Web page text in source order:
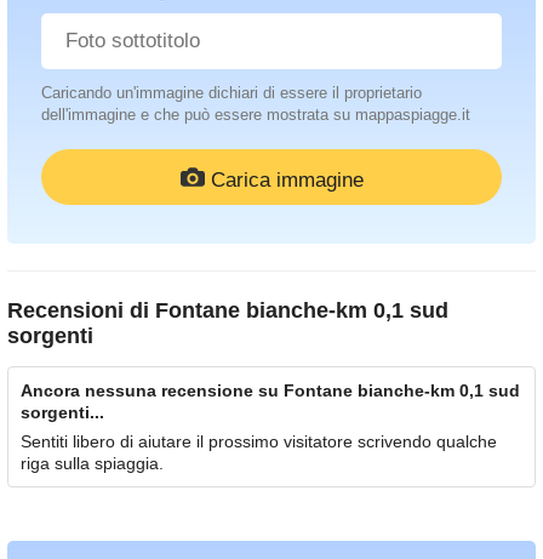
Caricando un'immagine dichiari di essere il proprietario
dell'immagine e che può essere mostrata su mappaspiagge.it
Carica immagine
Recensioni di Fontane bianche-km 0,1 sud
sorgenti
Ancora nessuna recensione su Fontane bianche-km 0,1 sud
sorgenti...
Sentiti libero di aiutare il prossimo visitatore scrivendo qualche
riga sulla spiaggia.